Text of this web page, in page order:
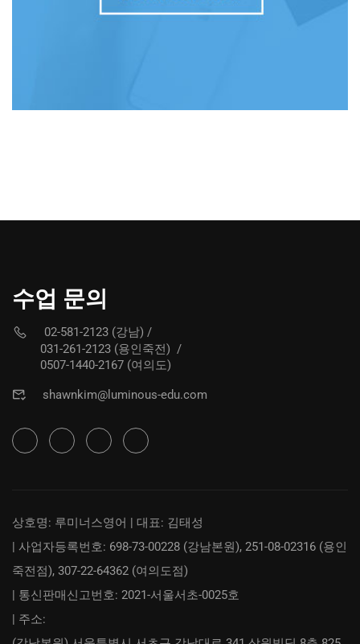
수업 문의
02-581-2123 (강남) /
031-261-2123 (용인죽전) /
0507-1440-2167 (여의도)
shawnkim@luminous-edu.com
상호명: 루미너스영어 | 대표: 김태성
| 사업자등록번호: 698-73-00228 (강남본원), 251-08-02316 (용인
죽전점), 307-22-64362 (여의도점)
| 통신판매신고번호: 2021-서울서초-0025호
| 주소: